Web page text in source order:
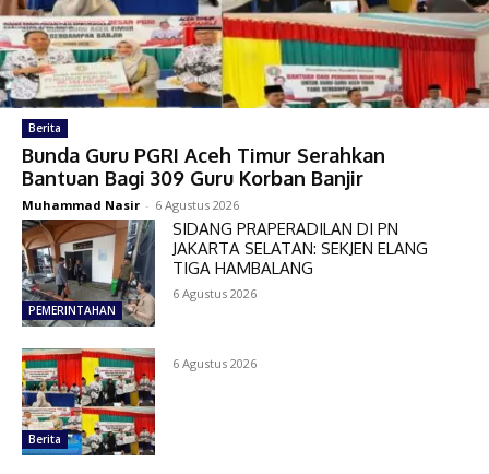
Berita
Bunda Guru PGRI Aceh Timur Serahkan
Bantuan Bagi 309 Guru Korban Banjir
Muhammad Nasir - 6 Agustus 2026
PEMERINTAHAN
SIDANG PRAPERADILAN DI PN
JAKARTA SELATAN: SEKJEN ELANG
TIGA HAMBALANG
6 Agustus 2026
Berita
6 Agustus 2026